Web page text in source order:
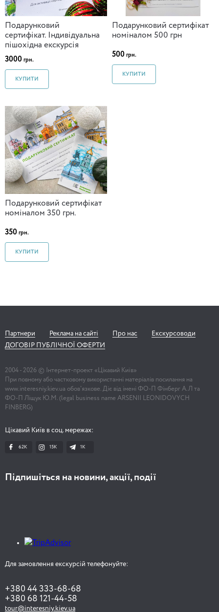
Подарунковий
сертифікат. Індивідуальна
пішохідна екскурсія
3000 грн.
КУПИТИ
Подарунковий сертифікат
номіналом 500 грн
500 грн.
КУПИТИ
Подарунковий сертифікат
номіналом 350 грн.
350 грн.
КУПИТИ
Партнери Реклама на сайті Про нас
Екскурсоводи
ДОГОВІР ПУБЛІЧНОЇ ОФЕРТИ
2004 - 2026 © Інтернет-проект «Цікавий Київ»
При повному або частковому використанні матеріалів посилання на
www.interesniy.kiev.ua обов'язкове. Діє від імені ФО-П Фінберг А.Л та
ФО-П Ліщук Ю.М. (legal business name ARSENII LEONIDOVYCH
FINBERG)
Цікавий Київ в соц. мережах:
62K 15K 1К
Підпишіться на новини, акції, події
Для замовлення екскурсій телефонуйте:
+380 44 333-68-68
+380 68 121-44-58
tour@interesniy.kiev.ua